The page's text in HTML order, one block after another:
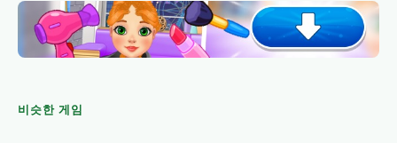
비슷한 게임